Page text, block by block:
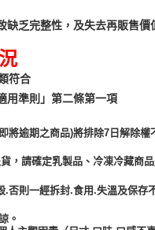
缺乏完整性，及失去再販售
符合
用準則」第二條第一項
將逾期之商品)將排除7日解除權
，請確定乳製品、冷凍冷藏商
.否則一經拆封.食用.失溫及保存